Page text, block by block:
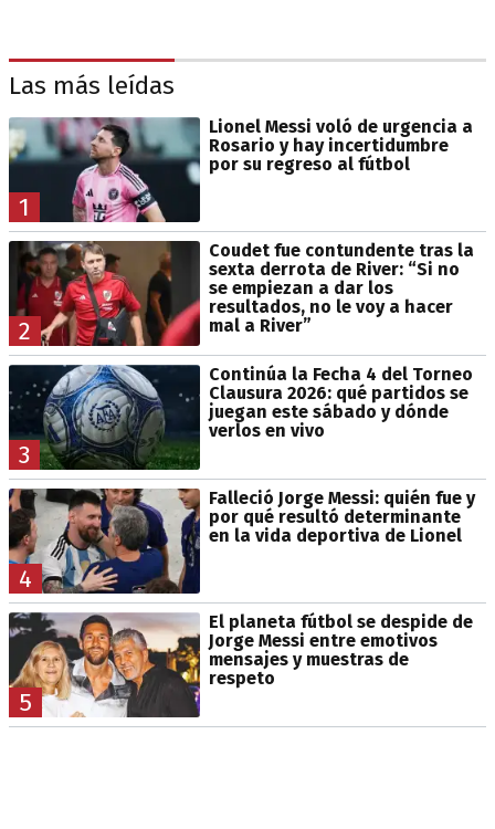
Las más leídas
1
Lionel Messi voló de urgencia a
Rosario y hay incertidumbre
por su regreso al fútbol
2
Coudet fue contundente tras la
sexta derrota de River: “Si no
se empiezan a dar los
resultados, no le voy a hacer
mal a River”
3
Continúa la Fecha 4 del Torneo
Clausura 2026: qué partidos se
juegan este sábado y dónde
verlos en vivo
4
Falleció Jorge Messi: quién fue y
por qué resultó determinante
en la vida deportiva de Lionel
5
El planeta fútbol se despide de
Jorge Messi entre emotivos
mensajes y muestras de
respeto